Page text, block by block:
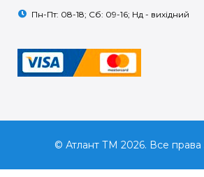
Пн-Пт: 08-18; Сб: 09-16; Нд - вихідний
© Атлант ТМ 2026. Все